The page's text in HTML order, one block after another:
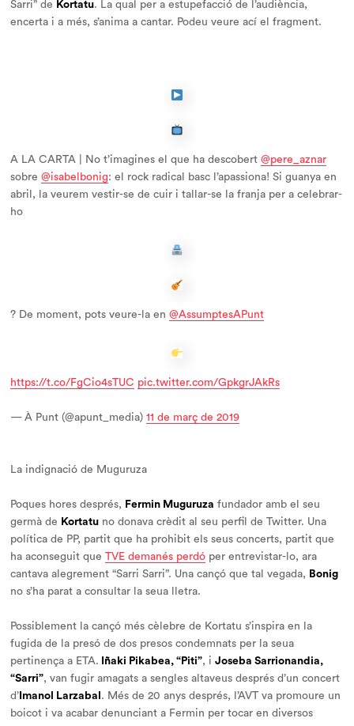
Sarri” de Kortatu. La qual per a estupefacció de l’audiència,
encerta i a més, s’anima a cantar. Podeu veure ací el fragment.
A LA CARTA | No t’imagines el que ha descobert @pere_aznar
sobre @isabelbonig: el rock radical basc l’apassiona! Si guanya en
abril, la veurem vestir-se de cuir i tallar-se la franja per a celebrar-
ho
? De moment, pots veure-la en @AssumptesAPunt
https://t.co/FgCio4sTUC pic.twitter.com/GpkgrJAkRs
— À Punt (@apunt_media) 11 de març de 2019
La indignació de Muguruza
Poques hores després, Fermin Muguruza fundador amb el seu
germà de Kortatu no donava crèdit al seu perfil de Twitter. Una
política de PP, partit que ha prohibit els seus concerts, partit que
ha aconseguit que TVE demanés perdó per entrevistar-lo, ara
cantava alegrement “Sarri Sarri”. Una cançó que tal vegada, Bonig
no s’ha parat a consultar la seua lletra.
Possiblement la cançó més cèlebre de Kortatu s’inspira en la
fugida de la presó de dos presos condemnats per la seua
pertinença a ETA. Iñaki Pikabea, “Piti”, i Joseba Sarrionandia,
“Sarri”, van fugir amagats a sengles altaveus després d’un concert
d’ Imanol Larzabal . Més de 20 anys després, l’AVT va promoure un
boicot i va acabar denunciant a Fermin per tocar en diversos